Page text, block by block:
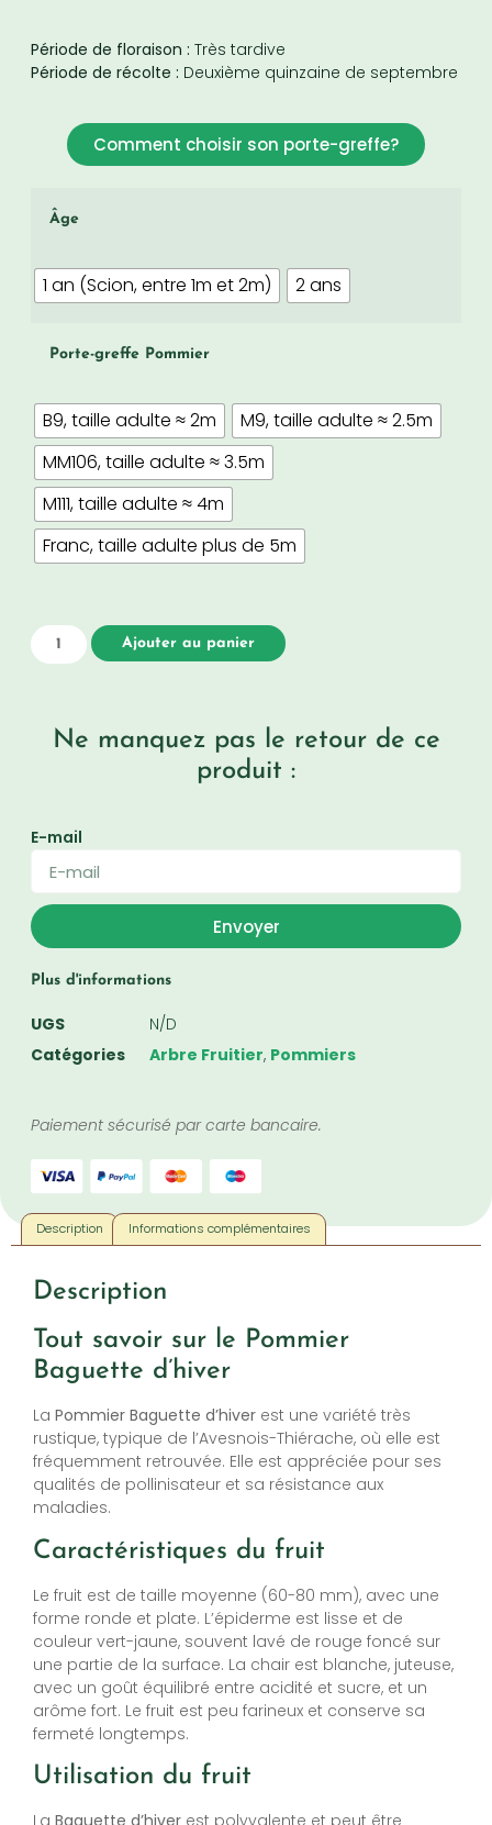
Période de floraison : Très tardive
Période de récolte : Deuxième quinzaine de septembre
Comment choisir son porte-greffe?
Âge
1 an (Scion, entre 1m et 2m) 2 ans
Porte-greffe Pommier
B9, taille adulte ≈ 2m
M9, taille adulte ≈ 2.5m
MM106, taille adulte ≈ 3.5m
M111, taille adulte ≈ 4m
Franc, taille adulte plus de 5m
Ajouter au panier
Ne manquez pas le retour de ce
produit :
E-mail
Envoyer
Plus d'informations
UGS
N/D
Catégories
Arbre Fruitier, Pommiers
Paiement sécurisé par carte bancaire.
Description Informations complémentaires
Description
Tout savoir sur le Pommier
Baguette d’hiver
La Pommier Baguette d’hiver est une variété très
rustique, typique de l’Avesnois-Thiérache, où elle est
fréquemment retrouvée. Elle est appréciée pour ses
qualités de pollinisateur et sa résistance aux
maladies.
Caractéristiques du fruit
Le fruit est de taille moyenne (60-80 mm), avec une
forme ronde et plate. L’épiderme est lisse et de
couleur vert-jaune, souvent lavé de rouge foncé sur
une partie de la surface. La chair est blanche, juteuse,
avec un goût équilibré entre acidité et sucre, et un
arôme fort. Le fruit est peu farineux et conserve sa
fermeté longtemps.
Utilisation du fruit
La Baguette d’hiver est polyvalente et peut être